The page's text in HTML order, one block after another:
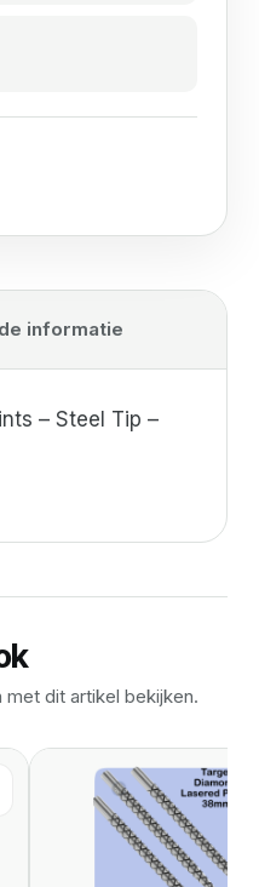
informatie
– Steel Tip –
met dit artikel bekijken.